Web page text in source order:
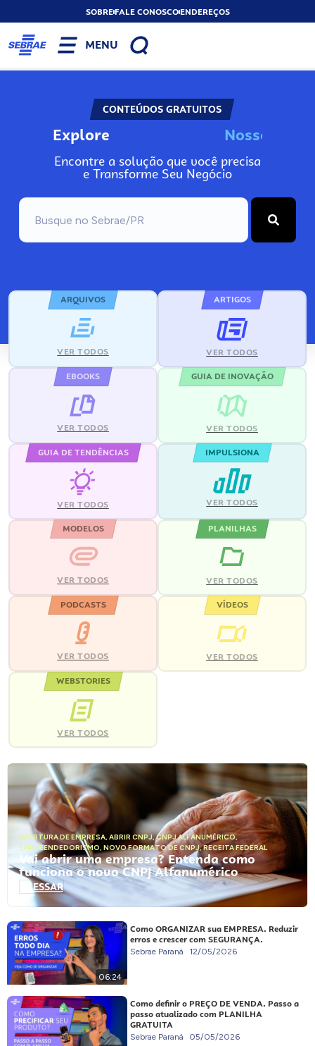
SOBREFALE CONOSCOENDEREÇOS
MENU
CONTEÚDOS GRATUITOS
Explore No
Encontre a solução que você precisa
e Transforme Seu Negócio
ARQUIVOS
VER TODOS
ARTIGOS
VER TODOS
EBOOKS
VER TODOS
GUIA DE INOVAÇÃO
VER TODOS
GUIA DE TENDÊNCIAS
VER TODOS
IMPULSIONA
VER TODOS
MODELOS
VER TODOS
PLANILHAS
VER TODOS
PODCASTS
VER TODOS
VÍDEOS
VER TODOS
WEBSTORIES
VER TODOS
ABERTURA DE EMPRESA, ABRIR CNPJ,CNPJ ALFANUMÉRICO,
EMPREENDEDORISMO, NOVO FORMATO DE CNPJ,RECEITA FEDERAL
Vai abrir uma empresa? Entenda como
funciona o novo CNPJ Alfanumérico
ACESSAR
06:24
Como ORGANIZAR sua EMPRESA. Reduzir
erros e crescer com SEGURANÇA.
Sebrae Paraná 12/05/2026
Como definir o PREÇO DE VENDA. Passo a
passo atualizado com PLANILHA
GRATUITA
Sebrae Paraná 05/05/2026